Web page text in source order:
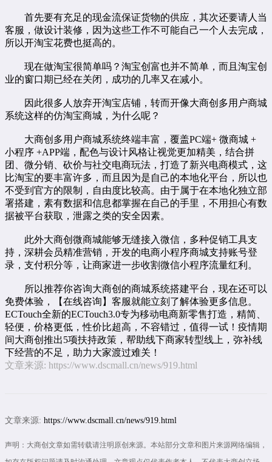
首先要有充足的现金流保证货物的供应，其次还要请人当
客服，做设计装修，因为这些工作不可能自己一个人去完成，
所以开淘宝花费也挺高的。
现在做淘宝很简单吗？淘宝创富也并不简单，而且淘宝创
业的窗口期已经在关闭，成功的几率又在减小。
因此很多人放弃开淘宝店铺，转而开像大商创 多用户商城
系统这样的仿淘宝商城，为什么呢？
大商创多用户商城系统终端丰富，覆盖PC端+ 微商城 +
小程序 +APP端，配色与设计风格让视觉更加精美，结合拼
团、微分销、砍价与社交电商玩法，打造了新兴电商模式，这
比淘宝的要丰富许多，而且因为是自己的本地化平台，所以也
不受到官方的限制，自由度比较高。由于属于在本地化独立部
署搭建，素有数据和信息都掌握在自己的手里，不用担心有数
据被平台获取，泄露之类的安全因素。
此外大商创微商城能够无缝接入微信，多种促销工具支
持，深耕会员精准营销，开发的电商小程序商城支持账号登
录，支付积分等，让商家进一步收割微信小程序流量红利。
所以推荐你咨询大商创的商城系统搭建平台，现在还可以
免费体验，【在线咨询 】客服就能立刻了解体验更多信息。
ECTouch全新的ECTouch3.0专为移动电商新零售打造，精简、
轻便，价格更低，性价比超高，不容错过，值得一试！疫情期
间大商创推出5项扶持政策，帮助线下商家转型线上，弥补线
下经营的不足，助力大家渡过难关！
文章来源: https://www.dscmall.cn/news/919.html
文章来源: https://www.dscmall.cn/news/919.html
声明：大商创文章如需转载请注明原创来源。本站部分文章和图片来源网络编辑，